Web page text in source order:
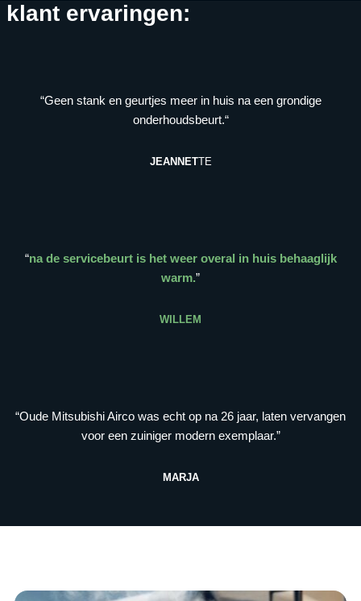
klant ervaringen:
“Geen stank en geurtjes meer in huis na een grondige
onderhoudsbeurt.“
JEANNETTE
“na de servicebeurt is het weer overal in huis behaaglijk
warm.”
WILLEM
“Oude Mitsubishi Airco was echt op na 26 jaar, laten vervangen
voor een zuiniger modern exemplaar.”
MARJA